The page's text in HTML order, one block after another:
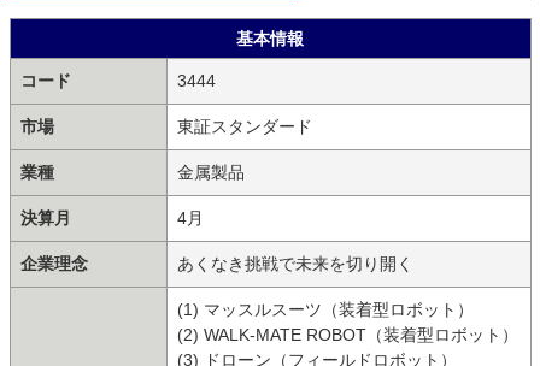
基本情報
コード 3444
市場 東証スタンダード
業種 金属製品
決算月 4月
企業理念 あくなき挑戦で未来を切り開く
(1) マッスルスーツ（装着型ロボット）
(2) WALK-MATE ROBOT（装着型ロボット）
(3) ドローン（フィールドロボット）